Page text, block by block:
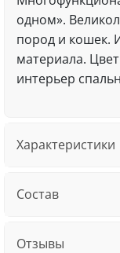
одном».
пород и кошек.
материала.
интерьер
Характеристики
Состав
Отзывы